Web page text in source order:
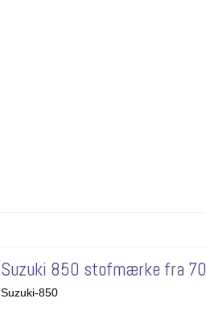
Suzuki 850 stofmærke fra
Suzuki-850